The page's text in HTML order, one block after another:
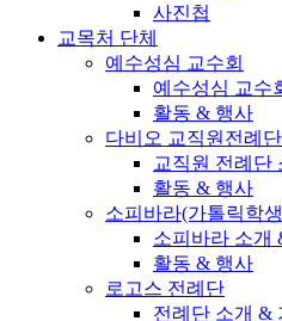
사진첩
교목처 단체
예수성심 교수회
예수성심 교수
활동 & 행사
다비오 교직원전례단
교직원 전례단
활동 & 행사
소피바라(가톨릭학
소피바라 소개
활동 & 행사
로고스 전례단
전례단 소개 &